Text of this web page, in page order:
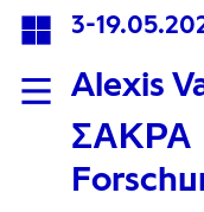
3-
Alexis
ΣΑΚΡΑ